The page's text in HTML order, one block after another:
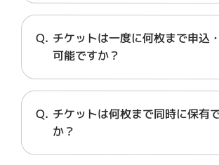
チケットは一度に何枚まで申込
可能ですか？
チケットは何枚まで同時に保有
か？